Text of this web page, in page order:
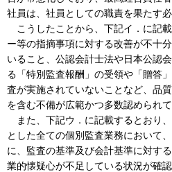
社員は、社員としての職責を果たす
こうしたことから、下記イ．に記
ー等の指摘事項に対する改善が不十
いること、公認会計士法や日本公認
る「特別監査報酬」の受領や「贈答
査が実施されていないことなど、品
を含む不備が広範かつ多数認められて
また、下記ウ．に記載するとおり
とした全ての個別監査業務において
に、監査の基準及び会計基準に対す
業的懐疑心が不足している状況が確